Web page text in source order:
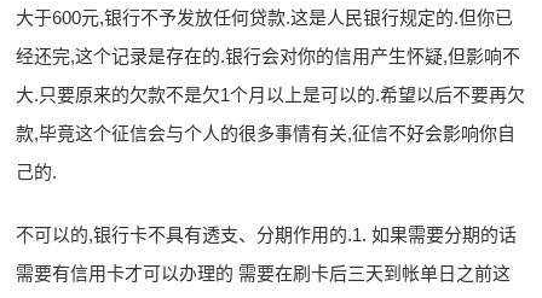
大于600元,银行不予发放任何贷款.这是人民银行规定的.但你已
经还完,这个记录是存在的.银行会对你的信用产生怀疑,但影响不
大.只要原来的欠款不是欠1个月以上是可以的.希望以后不要再欠
款,毕竟这个征信会与个人的很多事情有关,征信不好会影响你自
己的.
不可以的,银行卡不具有透支、分期作用的.1. 如果需要分期的话
需要有信用卡才可以办理的 需要在刷卡后三天到帐单日之前这